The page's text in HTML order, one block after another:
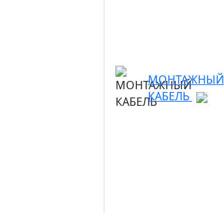
МОНТАЖНЫЙ
КАБЕЛЬ